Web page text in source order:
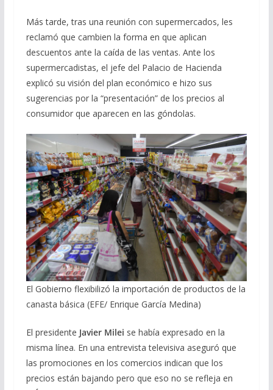
Más tarde, tras una reunión con supermercados, les
reclamó que cambien la forma en que aplican
descuentos ante la caída de las ventas. Ante los
supermercadistas, el jefe del Palacio de Hacienda
explicó su visión del plan económico e hizo sus
sugerencias por la “presentación” de los precios al
consumidor que aparecen en las góndolas.
El Gobierno flexibilizó la importación de productos de la
canasta básica (EFE/ Enrique García Medina)
El presidente Javier Milei se había expresado en la
misma línea. En una entrevista televisiva aseguró que
las promociones en los comercios indican que los
precios están bajando pero que eso no se refleja en